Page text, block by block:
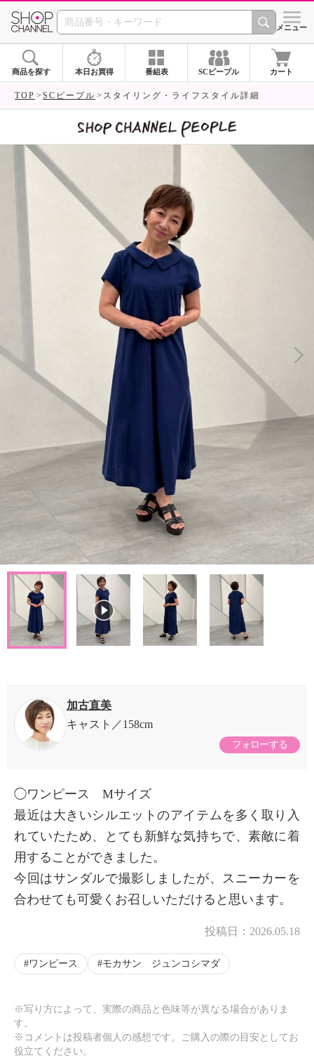
SHOP CHANNEL シメニュー
商品を探す 本日お買得 番組表 SCピープル カート
TOP SCピープル スタイリング・ライフスタイル詳細
加古直美
キャスト
158cm
フォローする
◯ワンピース Mサイズ
最近は大きいシルエットのアイテムを多く取り入
れていたため、とても新鮮な気持ちで、素敵に着
用することができました。
今回はサンダルで撮影しましたが、スニーカーを
合わせても可愛くお召しいただけると思います。
投稿日： 2026.05.18
ワンピース モカサン ジュンコシマダ
※写り方によって、実際の商品と色味等が異なる場合がありま
す。
※コメントは投稿者個人の感想です。ご購入の際の目安としてお
役立てください。